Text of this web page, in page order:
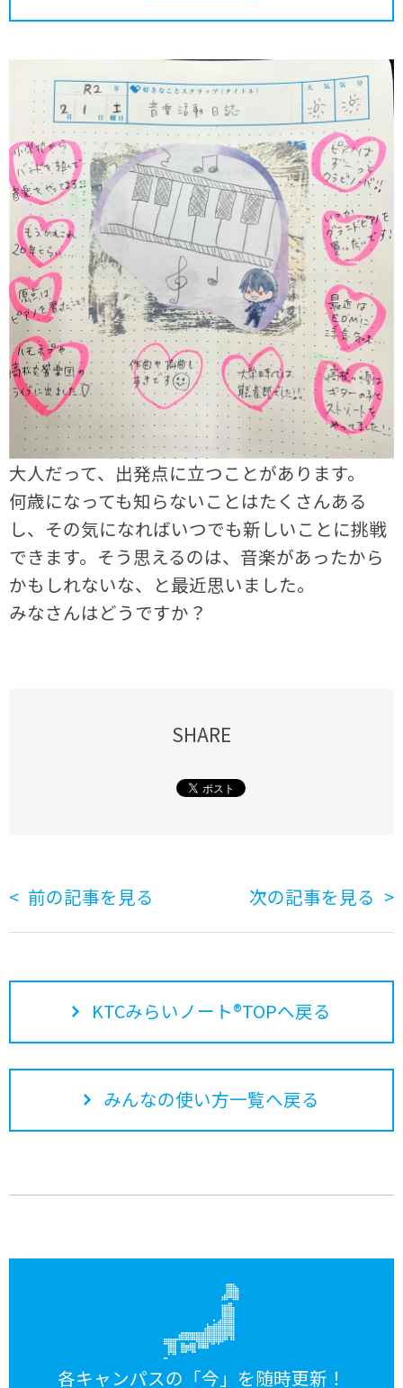
大人だって、出発点に立つことがあります。
何歳になっても知らないことはたくさんある
し、その気になればいつでも新しいことに挑戦
できます。そう思えるのは、音楽があったから
かもしれないな、と最近思いました。
みなさんはどうですか？
SHARE
前の記事を見る 次の記事を見る
KTCみらいノート®TOPへ戻る
みんなの使い方一覧へ戻る
各キャンパスの「今」を随時更新！